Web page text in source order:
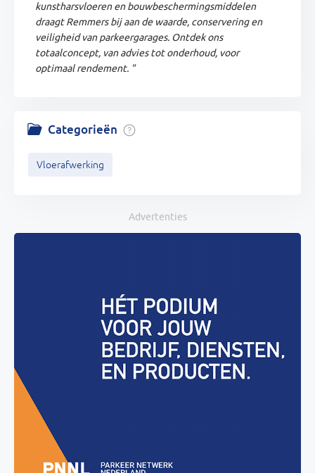
kunstharsvloeren en bouwbeschermingsmiddelen
draagt Remmers bij aan de waarde, conservering en
veiligheid van parkeergarages. Ontdek ons
totaalconcept, van advies tot onderhoud, voor
optimaal rendement. "
Categorieën
Vloerafwerking
Advertenties